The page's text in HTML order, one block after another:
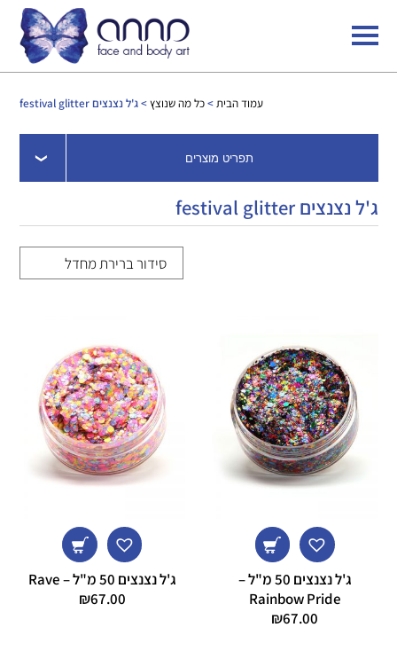
עמוד הבית>כל מה שנוצץ> ג'ל נצנצים festival glitter
תפריט מוצרים
ג'ל נצנצים festival glitter
ג'ל נצנצים 50 מ"ל –
Rainbow Pride
₪67.00
ג'ל נצנצים 50 מ"ל – Rave
₪67.00